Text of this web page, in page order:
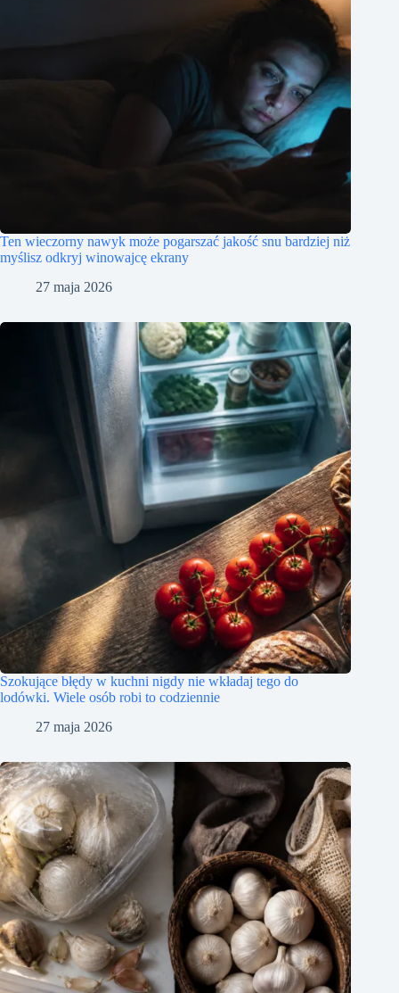
Ten wieczorny nawyk może pogarszać jakość snu bardziej niż
myślisz odkryj winowajcę ekrany
27 maja 2026
Szokujące błędy w kuchni nigdy nie wkładaj tego do
lodówki. Wiele osób robi to codziennie
27 maja 2026